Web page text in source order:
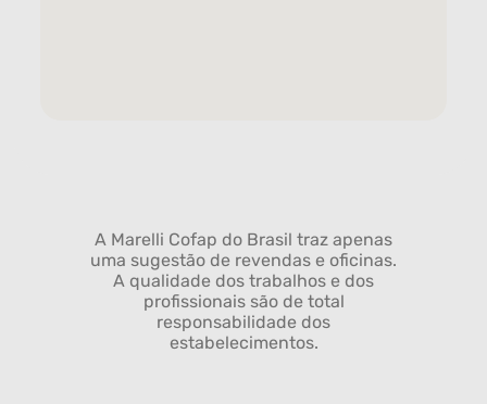
A Marelli Cofap do Brasil traz apenas
uma sugestão de revendas e oficinas.
A qualidade dos trabalhos e dos
profissionais são de total
responsabilidade dos
estabelecimentos.